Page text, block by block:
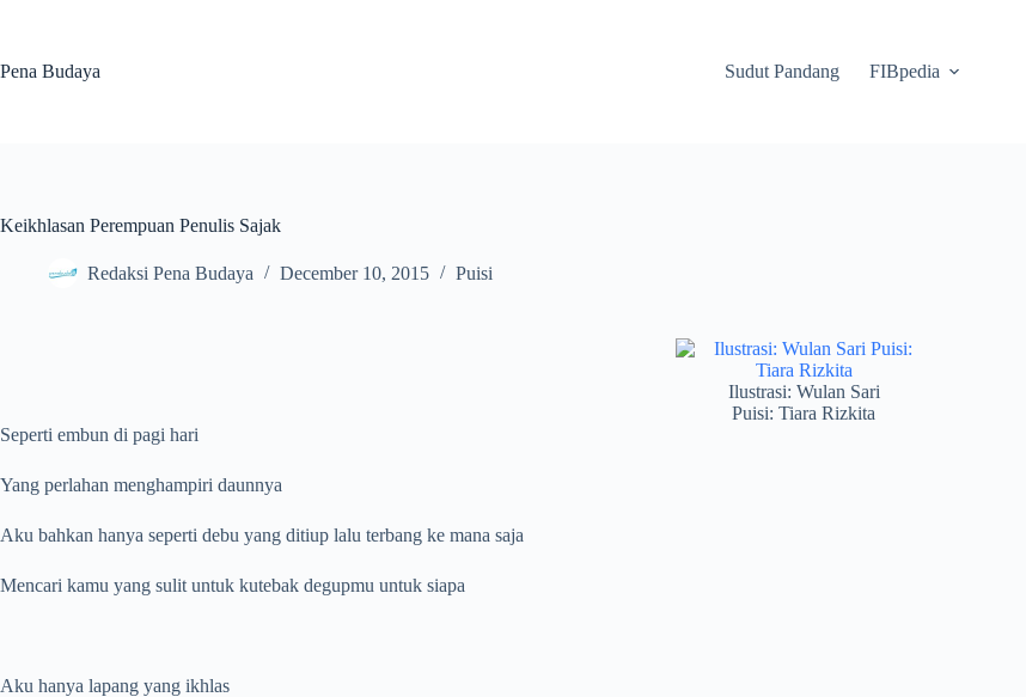
Pena Budaya
Sudut Pandang FIBpedia
Keikhlasan Perempuan Penulis Sajak
Redaksi Pena Budaya December 10, 2015 Puisi
Ilustrasi: Wulan Sari
Puisi: Tiara Rizkita
Seperti embun di pagi hari
Yang perlahan menghampiri daunnya
Aku bahkan hanya seperti debu yang ditiup lalu terbang ke mana saja
Mencari kamu yang sulit untuk kutebak degupmu untuk siapa
Aku hanya lapang yang ikhlas